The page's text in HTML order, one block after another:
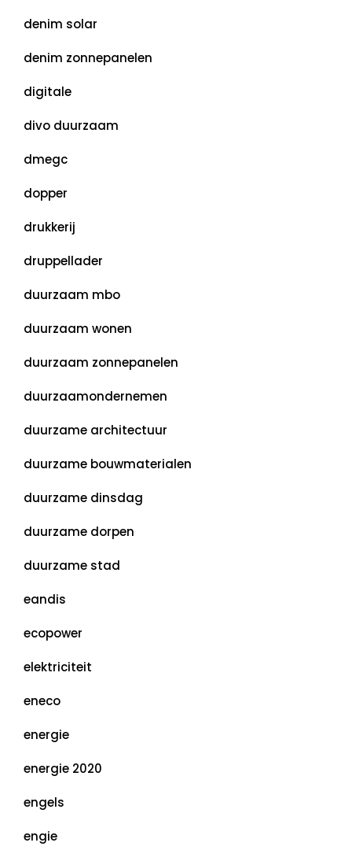
denim solar
denim zonnepanelen
digitale
divo duurzaam
dmegc
dopper
drukkerij
druppellader
duurzaam mbo
duurzaam wonen
duurzaam zonnepanelen
duurzaamondernemen
duurzame architectuur
duurzame bouwmaterialen
duurzame dinsdag
duurzame dorpen
duurzame stad
eandis
ecopower
elektriciteit
eneco
energie
energie 2020
engels
engie